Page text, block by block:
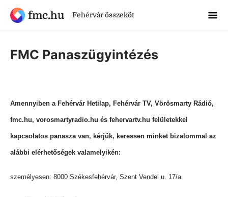
fmc.hu Fehérvár összeköt
FMC Panaszügyintézés
Amennyiben a Fehérvár Hetilap, Fehérvár TV, Vörösmarty Rádió,
fmc.hu, vorosmartyradio.hu és fehervartv.hu felületekkel
kapcsolatos panasza van, kérjük, keressen minket bizalommal az
alábbi elérhetőségek valamelyikén:
személyesen: 8000 Székesfehérvár, Szent Vendel u. 17/a.